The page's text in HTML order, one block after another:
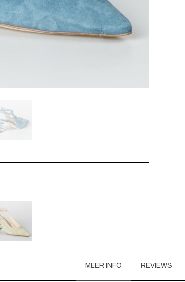
MEER INFO REVIEWS